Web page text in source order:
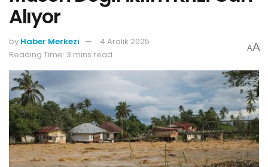
Alıyor
by Haber Merkezi
4 Aralık 2025
Reading Time: 3 mins read
AA